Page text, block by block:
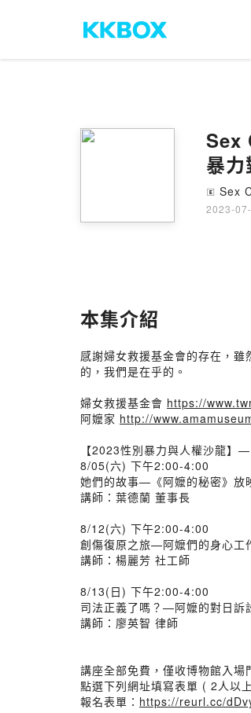
Sex
暴
🄴 Sex
2023-
本集介紹
感謝婦女救援基金會的存在，
的，我們是在乎的。
婦女救援基金會 https://
阿嬤家 http://
【2023性別暴力與人權沙龍】
8/05(六) 下午2:00-4:00
她們的故事—《阿嬤的秘密》放
講師：葉德蘭 董事長
8/12(六) 下午2:00-4:00
創傷復原之旅—阿嬤們的身心工
講師：楊麗芳 社工師
8/13(日) 下午2:00-4:00
司法正義了嗎？—阿嬤的對日訴
講師：廖英智 律師
講座全部免費，僅收博物館入
點選下列網址填寫表單 ( 2人以
報名表單： https://reurl.cc/